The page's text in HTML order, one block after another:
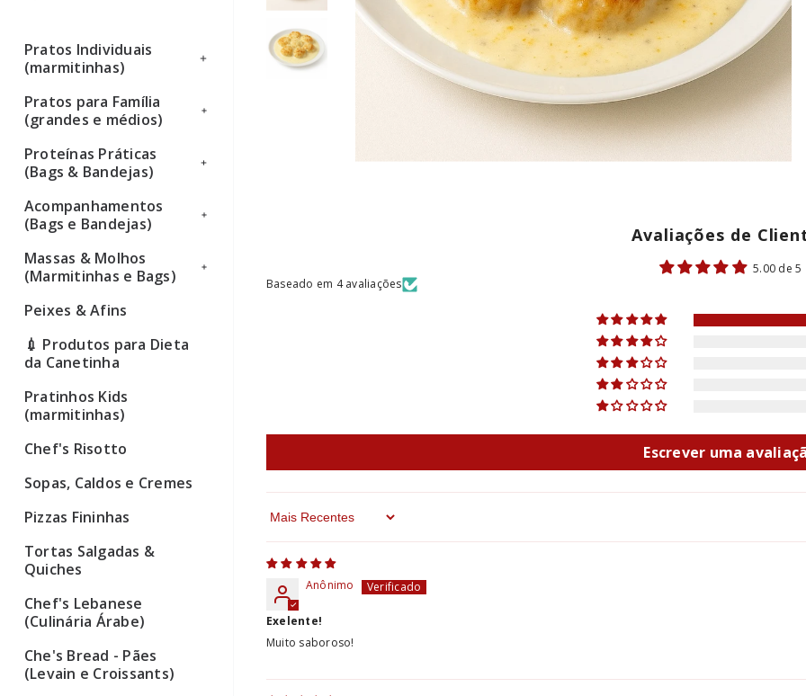
Pratos Individuais
(marmitinhas)
Ver todos
Pratos para Família
(grandes e médios)
Ver todos
Proteínas Práticas
(Bags & Bandejas)
Ver todos
Acompanhamentos
(Bags e Bandejas)
Ver todos
Massas & Molhos
(Marmitinhas e Bags)
Ver todos
Peixes & Afins
💉 Produtos para Dieta
da Canetinha
Pratinhos Kids
(marmitinhas)
Chef's Risotto
Sopas, Caldos e Cremes
Pizzas Fininhas
Tortas Salgadas &
Quiches
Chef's Lebanese
(Culinária Árabe)
Che's Bread - Pães
(Levain e Croissants)
Avaliações de
5.00 de 5
Baseado em 4 avaliações
Escrever uma
Sort By
Anônimo
Exelente!
Muito saboroso!